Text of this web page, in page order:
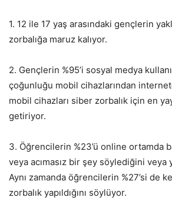
1. 12 ile 17 yaş arasındaki gençlerin
zorbalığa maruz kalıyor.
2. Gençlerin %95’i sosyal medya
çoğunluğu mobil cihazlarından
mobil cihazları siber zorbalık için en
getiriyor.
3. Öğrencilerin %23’ü online ortamda
veya acımasız bir şey söylediğini veya
Aynı zamanda öğrencilerin %27’si de
zorbalık yapıldığını söylüyor.